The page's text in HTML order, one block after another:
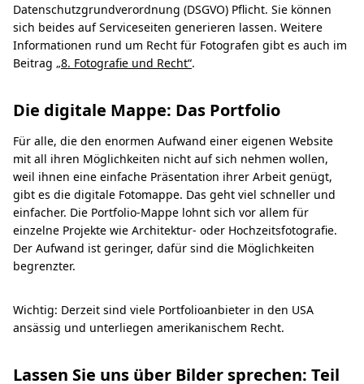
Datenschutzgrundverordnung (DSGVO) Pflicht. Sie können
sich beides auf Serviceseiten generieren lassen. Weitere
Informationen rund um Recht für Fotografen gibt es auch im
Beitrag „8. Fotografie und Recht“.
Die digitale Mappe: Das Portfolio
Für alle, die den enormen Aufwand einer eigenen Website
mit all ihren Möglichkeiten nicht auf sich nehmen wollen,
weil ihnen eine einfache Präsentation ihrer Arbeit genügt,
gibt es die digitale Fotomappe. Das geht viel schneller und
einfacher. Die Portfolio-Mappe lohnt sich vor allem für
einzelne Projekte wie Architektur- oder Hochzeitsfotografie.
Der Aufwand ist geringer, dafür sind die Möglichkeiten
begrenzter.
Wichtig: Derzeit sind viele Portfolioanbieter in den USA
ansässig und unterliegen amerikanischem Recht.
Lassen Sie uns über Bilder sprechen: Teil